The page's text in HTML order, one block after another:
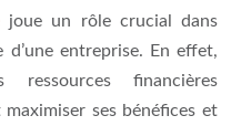
joue un rôle crucial dans
d’une entreprise. En effet,
financières
ses bénéfices et